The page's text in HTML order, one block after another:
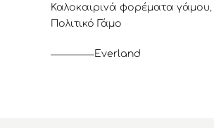
Καλοκαιρινά φορέματα γάμου,
Πολιτικό Γάμο
Everland